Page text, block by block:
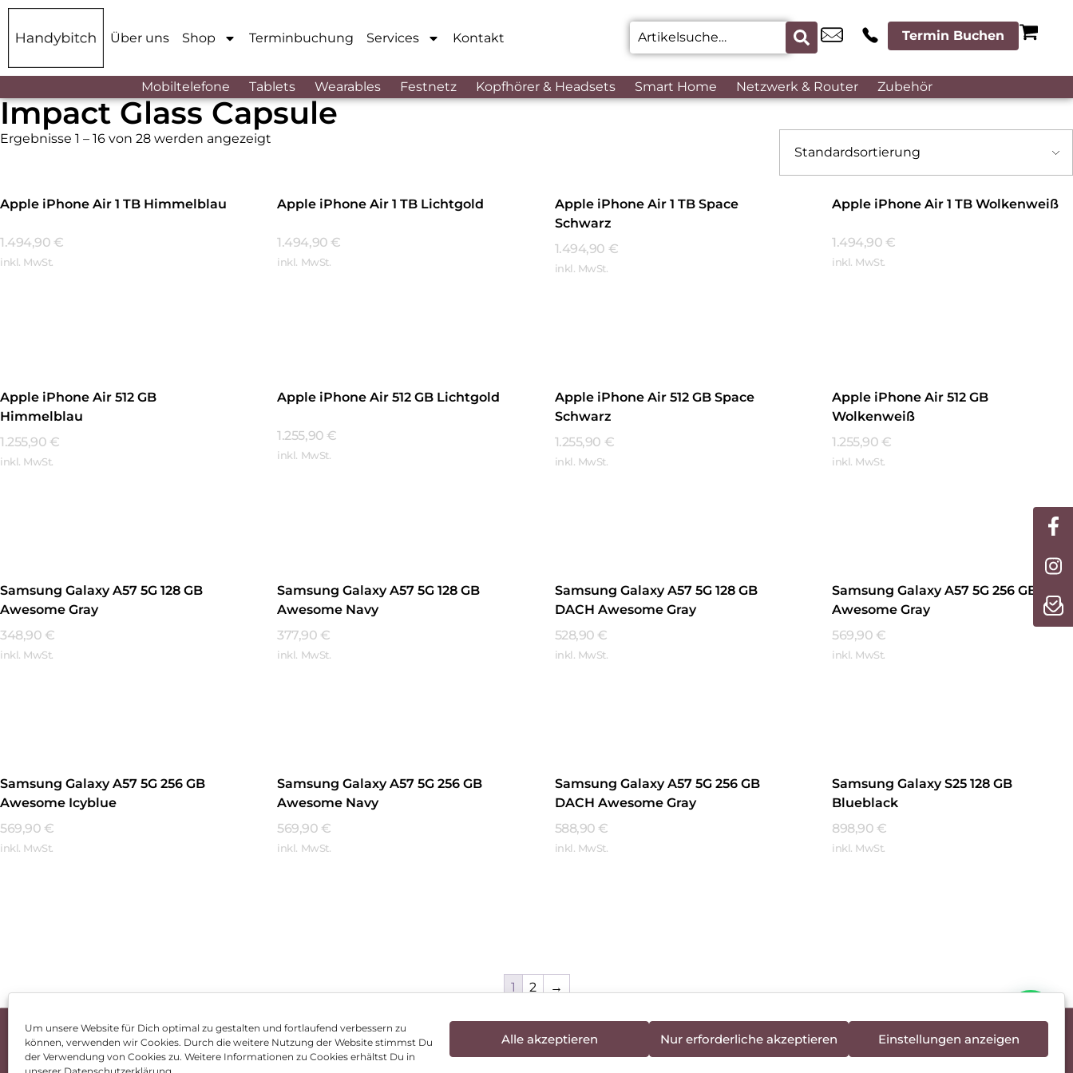
Um unsere Website für Dich optimal zu gestalten und fortlaufend verbessern zu
können, verwenden wir Cookies. Durch die weitere Nutzung der Website stimmst Du
der Verwendung von Cookies zu. Weitere Informationen zu Cookies erhältst Du in
Alle akzeptieren Nur erforderliche akzeptieren Einstellungen anzeigen
Über uns Shop Terminbuchung Services Kontakt Termin Buchen
Mobiltelefone Tablets Wearables Festnetz Kopfhörer & Headsets Smart Home Netzwerk & Router Zubehör
Impact Glass Capsule
Ergebnisse 1 – 16 von 28 werden angezeigt
Apple iPhone Air 1 TB Himmelblau
1.494,90 €
inkl. MwSt.
Apple iPhone Air 1 TB Lichtgold
1.494,90 €
inkl. MwSt.
Apple iPhone Air 1 TB Space
Schwarz
1.494,90 €
inkl. MwSt.
Apple iPhone Air 1 TB Wolkenweiß
1.494,90 €
inkl. MwSt.
Apple iPhone Air 512 GB
Himmelblau
1.255,90 €
inkl. MwSt.
Apple iPhone Air 512 GB Lichtgold
1.255,90 €
inkl. MwSt.
Apple iPhone Air 512 GB Space
Schwarz
1.255,90 €
inkl. MwSt.
Apple iPhone Air 512 GB
Wolkenweiß
1.255,90 €
inkl. MwSt.
Samsung Galaxy A57 5G 128 GB
Awesome Gray
348,90 €
inkl. MwSt.
Samsung Galaxy A57 5G 128 GB
Awesome Navy
377,90 €
inkl. MwSt.
Samsung Galaxy A57 5G 128 GB
DACH Awesome Gray
528,90 €
inkl. MwSt.
Samsung Galaxy A57 5G 256 GB
Awesome Gray
569,90 €
inkl. MwSt.
Samsung Galaxy A57 5G 256 GB
Awesome Icyblue
569,90 €
inkl. MwSt.
Samsung Galaxy A57 5G 256 GB
Awesome Navy
569,90 €
inkl. MwSt.
Samsung Galaxy A57 5G 256 GB
DACH Awesome Gray
588,90 €
inkl. MwSt.
Samsung Galaxy S25 128 GB
Blueblack
898,90 €
inkl. MwSt.
1 2 →
Impressum AGB Datenschutz Vertrag widerrufen Hinweis zur Batterieentsorgung Newsletter